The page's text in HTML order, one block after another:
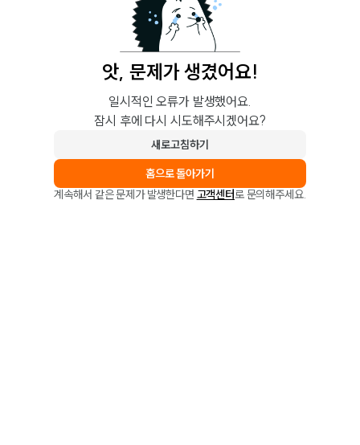
앗, 문제가 생겼어요!
일시적인 오류가 발생했어요.
잠시 후에 다시 시도해주시겠어요?
새로고침하기
홈으로 돌아가기
계속해서 같은 문제가 발생한다면 고객센터로 문의해주세요.